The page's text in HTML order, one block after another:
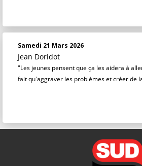
Samedi 21 Mars 2026
Jean Doridot
"Les jeunes pensent que ça les aidera à
fait qu'aggraver les problèmes et créer de